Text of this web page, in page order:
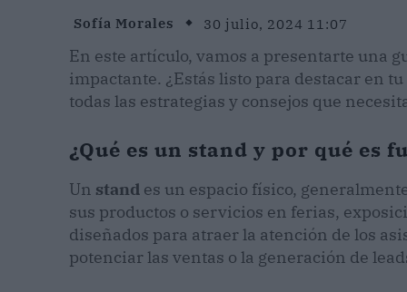
Sofía Morales 30 julio, 2024 11:07
En este artículo, vamos a presentarte una
impactante. ¿Estás listo para destacar en
todas las estrategias y consejos que
¿Qué es un stand y por qué es
Un stand es un espacio físico,
sus productos o servicios en ferias,
diseñados para atraer la atención de los
potenciar las ventas o la generación de